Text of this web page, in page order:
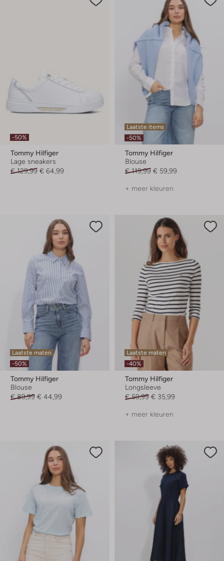
-50%
Tommy Hilfiger
Lage sneakers
€ 129,99 € 64,99
Laatste items
-50%
Tommy Hilfiger
Blouse
€ 119,99 € 59,99
+ meer kleuren
Laatste maten
-50%
Tommy Hilfiger
Blouse
€ 89,99 € 44,99
Laatste maten
-40%
Tommy Hilfiger
Longsleeve
€ 59,99 € 35,99
+ meer kleuren